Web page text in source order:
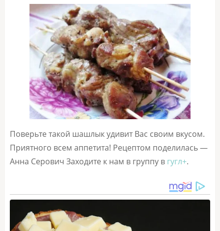
Поверьте такой шашлык удивит Вас своим вкусом.
Приятного всем аппетита! Рецептом поделилась —
Анна Серович Заходите к нам в группу в гугл+.